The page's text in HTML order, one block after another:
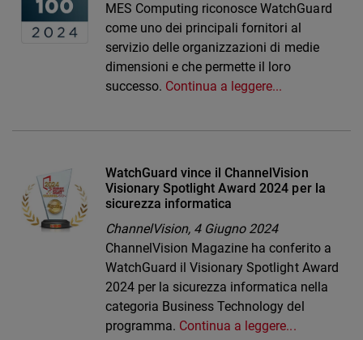
MES Computing riconosce WatchGuard
come uno dei principali fornitori al
servizio delle organizzazioni di medie
dimensioni e che permette il loro
successo. Continua a leggere...
WatchGuard vince il ChannelVision
Visionary Spotlight Award 2024 per la
sicurezza informatica
ChannelVision, 4 Giugno 2024
ChannelVision Magazine ha conferito a
WatchGuard il Visionary Spotlight Award
2024 per la sicurezza informatica nella
categoria Business Technology del
programma. Continua a leggere...